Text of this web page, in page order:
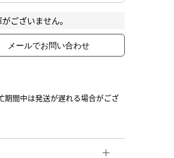
ございません。
間中は発送が遅れる場合がござ